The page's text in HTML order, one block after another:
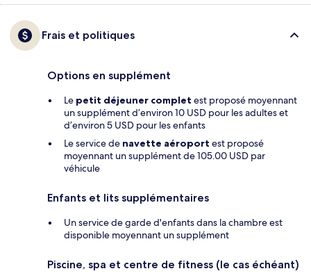
Frais et politiques
Options en supplément
Le petit déjeuner complet est proposé moyennant
un supplément d’environ 10 USD pour les adultes et
d’environ 5 USD pour les enfants
Le service de navette aéroport est proposé
moyennant un supplément de 105.00 USD par
véhicule
Enfants et lits supplémentaires
Un service de garde d'enfants dans la chambre est
disponible moyennant un supplément
Piscine, spa et centre de fitness (le cas échéant)